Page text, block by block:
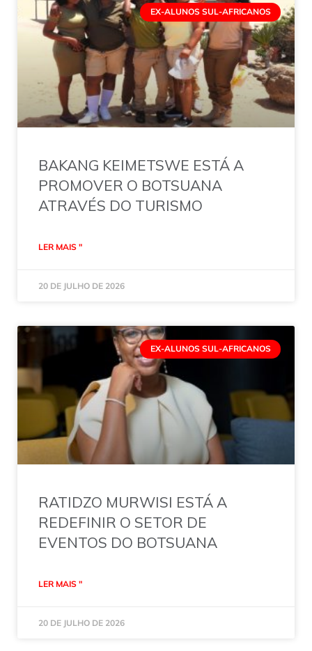
EX-ALUNOS SUL-AFRICANOS
BAKANG KEIMETSWE ESTÁ A
PROMOVER O BOTSUANA
ATRAVÉS DO TURISMO
LER MAIS "
20 DE JULHO DE 2026
EX-ALUNOS SUL-AFRICANOS
RATIDZO MURWISI ESTÁ A
REDEFINIR O SETOR DE
EVENTOS DO BOTSUANA
LER MAIS "
20 DE JULHO DE 2026